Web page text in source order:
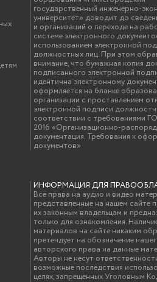
государственный инженерно-
университет» доводит до
и организаций о переходе на
системе электронного
использованием электронной
должностных лиц. При этом
внимание, что бумажная копия
подписанного электронной
идентична электронному
оформляется на бланке
организации с проставлением
электронной подписи
соответствии с требованиями
2016 «Организационно-
документация. Требования к
документов»
ИНФОРМАЦИЯ ДЛЯ
Все права на аудио и видео
представленные на нашем сайте
их законным владельцам и
только для ознакомления.
материалов на сайте никаким
претендует на обозначение
авторского права на данные
Авторы не несут
возможные последствия
целях, запрещенных Уголовным